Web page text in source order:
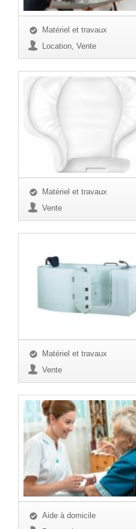
Matériel et travaux
Location, Vente
Matériel et travaux
Vente
Matériel et travaux
Vente
Aide à domicile